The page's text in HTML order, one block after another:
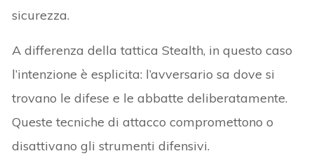
sicurezza.
A differenza della tattica Stealth, in questo caso
l’intenzione è esplicita: l’avversario sa dove si
trovano le difese e le abbatte deliberatamente.
Queste tecniche di attacco compromettono o
disattivano gli strumenti difensivi.